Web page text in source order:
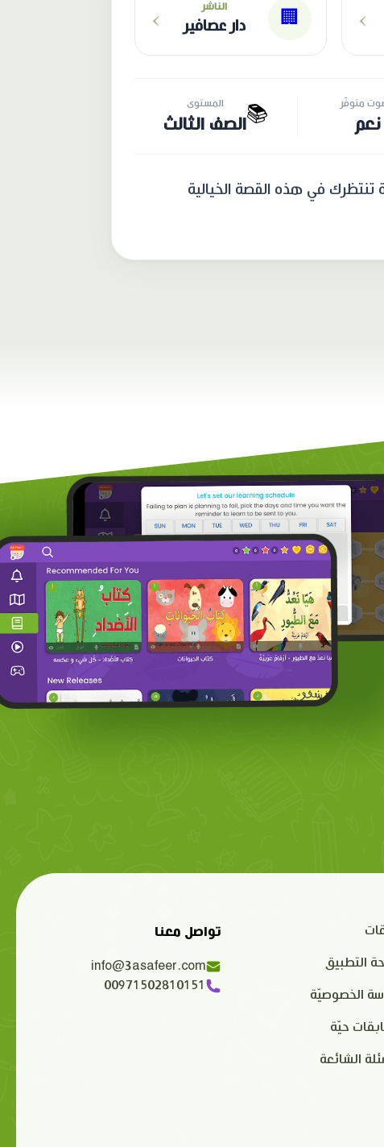
›
🏢
الناشر
دار عصافير ›
متوفّر
نعم 📚 المستوى
الصف الثالث
تنتظرك في هذه القصة الخيالية
التطبيق
الخصوصيّة
حيّة
الشائعة
تواصل معنا
info@3asafeer.com
00971502810151